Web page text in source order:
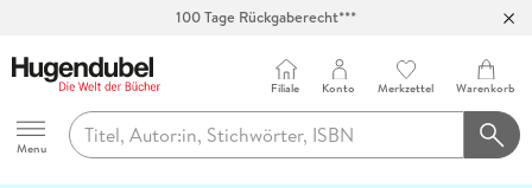
100 Tage Rückgaberecht***
Hugendubel
Menu
Filiale Konto Merkzettel Warenkorb